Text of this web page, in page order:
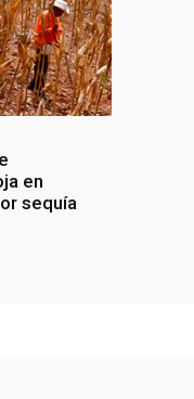
en
sequía